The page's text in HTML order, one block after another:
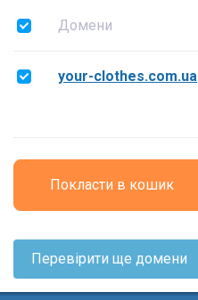
Домени
your-clothes.com.ua
Покласти в кошик
Перевірити ще домени